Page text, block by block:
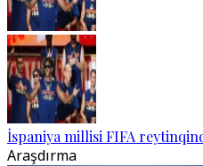
İspaniya millisi FIFA
Araşdırma